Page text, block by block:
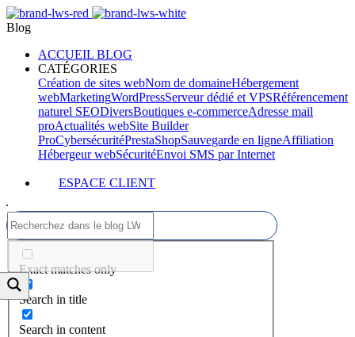
Blog
ACCUEIL BLOG
CATÉGORIES
Création de sites webNom de domaineHébergement
webMarketingWordPressServeur dédié et VPSRéférencement
naturel SEODiversBoutiques e-commerceAdresse mail
proActualités webSite Builder
ProCybersécuritéPrestaShopSauvegarde en ligneAffiliation
Hébergeur webSécuritéEnvoi SMS par Internet
ESPACE CLIENT
Exact matches only
Search in title
Search in content